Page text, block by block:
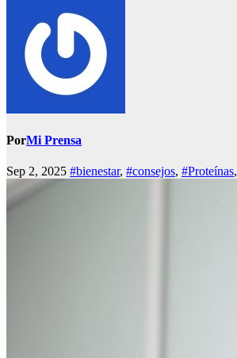
PorMi Prensa
Sep 2, 2025 #bienestar, #consejos, #Proteínas,